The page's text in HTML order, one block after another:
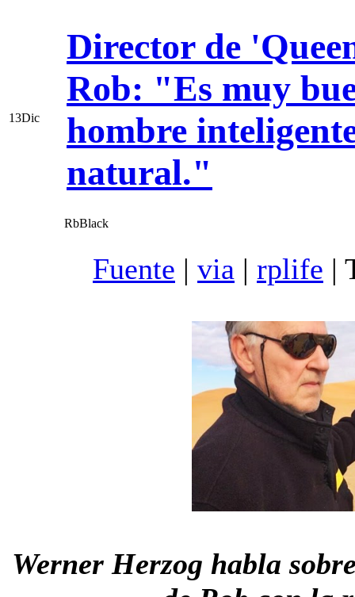
13Dic
Director de
Rob: "Es muy
hombre
natural."
RbBlack
Fuente | via | rplife |
Werner Herzog habla